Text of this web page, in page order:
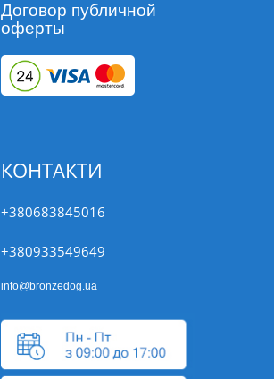
Договор публичной
оферты
КОНТАКТИ
+380683845016
+380933549649
info@bronzedog.ua